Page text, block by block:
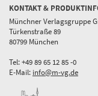
KONTAKT &
Münchner Verlagsgruppe
Türkenstraße 89
80799 München
Tel: +49 89 65 12 85 -0
E-Mail: info@m-vg.de